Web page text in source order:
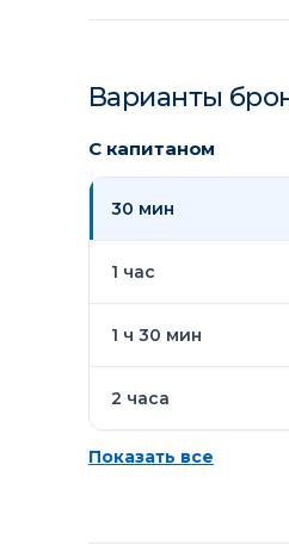
Варианты
С капитаном
30 мин
1 час
1 ч 30 мин
2 часа
Показать все